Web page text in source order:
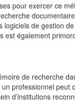
pour exercer ce
logiciels de gestion
est également
de recherche
professionnel peut
d’institutions